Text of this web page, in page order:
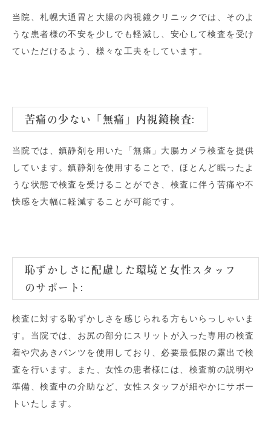
当院、札幌大通胃と大腸の内視鏡クリニックでは、そのよ
うな患者様の不安を少しでも軽減し、安心して検査を受け
ていただけるよう、様々な工夫をしています。
苦痛の少ない「無痛」内視鏡検査:
当院では、鎮静剤を用いた「無痛」大腸カメラ検査を提供
しています。鎮静剤を使用することで、ほとんど眠ったよ
うな状態で検査を受けることができ、検査に伴う苦痛や不
快感を大幅に軽減することが可能です。
恥ずかしさに配慮した環境と女性スタッフ
のサポート:
検査に対する恥ずかしさを感じられる方もいらっしゃいま
す。当院では、お尻の部分にスリットが入った専用の検査
着や穴あきパンツを使用しており、必要最低限の露出で検
査を行います。また、女性の患者様には、検査前の説明や
準備、検査中の介助など、女性スタッフが細やかにサポー
トいたします。